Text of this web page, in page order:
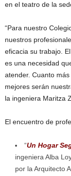
en el teatro de la
“Para nuestro
nuestros
eficacia su trabajo.
es una necesidad
atender. Cuanto
mejores serán
la ingeniera Maritza
El encuentro de
“Un Hogar
ingeniera Alba
por la Arquitecto